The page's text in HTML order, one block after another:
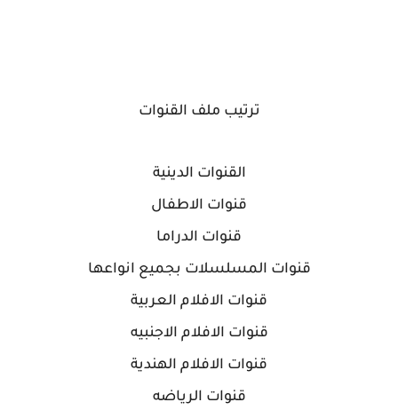
ترتيب ملف القنوات
القنوات الدينية
قنوات الاطفال
قنوات الدراما
قنوات المسلسلات بجميع انواعها
قنوات الافلام العربية
قنوات الافلام الاجنبيه
قنوات الافلام الهندية
قنوات الرياضه